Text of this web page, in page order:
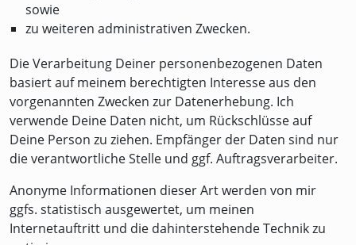
sowie
zu weiteren administrativen Zwecken.
Die Verarbeitung Deiner personenbezogenen Daten
basiert auf meinem berechtigten Interesse aus den
vorgenannten Zwecken zur Datenerhebung. Ich
verwende Deine Daten nicht, um Rückschlüsse auf
Deine Person zu ziehen. Empfänger der Daten sind nur
die verantwortliche Stelle und ggf. Auftragsverarbeiter.
Anonyme Informationen dieser Art werden von mir
ggfs. statistisch ausgewertet, um meinen
Internetauftritt und die dahinterstehende Technik zu